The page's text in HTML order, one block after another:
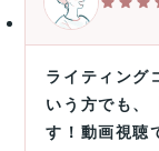
ライティング
いう方でも、
す！動画視聴